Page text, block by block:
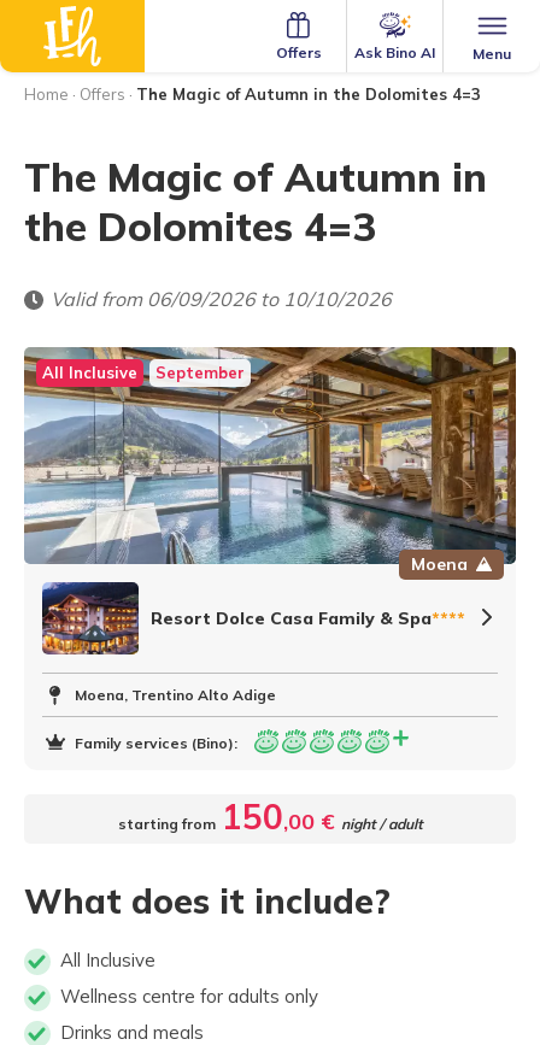
Menu
Ask Bino AI
Offers
Home · Offers · The Magic of Autumn in the Dolomites 4=3
The Magic of Autumn in
the Dolomites 4=3
Valid from 06/09/2026 to 10/10/2026
All Inclusive September
Moena
Resort Dolce Casa Family & Spa****
Moena, Trentino Alto Adige
Family services (Bino):
What does it include?
All Inclusive
Wellness centre for adults only
Drinks and meals
starting from 150,00 € night / adult